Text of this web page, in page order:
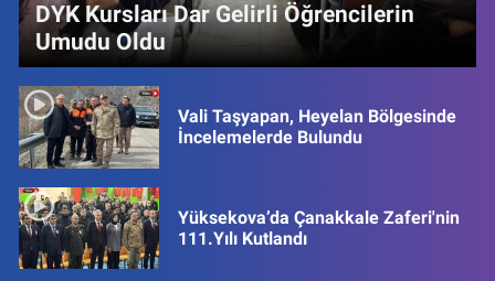
DYK Kursları Dar Gelirli Öğrencilerin
Umudu Oldu
Vali Taşyapan, Heyelan Bölgesinde
İncelemelerde Bulundu
Yüksekova’da Çanakkale Zaferi'nin
111.Yılı Kutlandı